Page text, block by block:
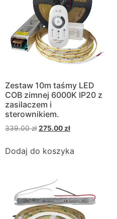
Zestaw 10m taśmy LED
COB zimnej 6000K IP20 z
zasilaczem i
sterownikiem.
339.00zł 275.00 zł
Dodaj do koszyka